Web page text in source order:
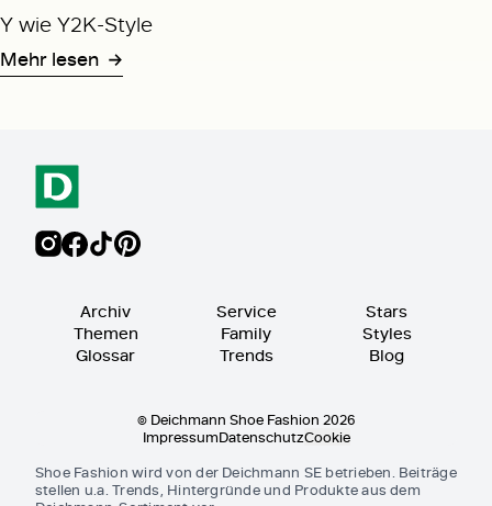
Y wie Y2K-Style
Mehr lesen
Archiv
Themen
Glossar
Service
Family
Trends
Stars
Styles
Blog
© Deichmann Shoe Fashion 2026
ImpressumDatenschutzCookie
Shoe Fashion wird von der Deichmann SE betrieben. Beiträge
stellen u.a. Trends, Hintergründe und Produkte aus dem